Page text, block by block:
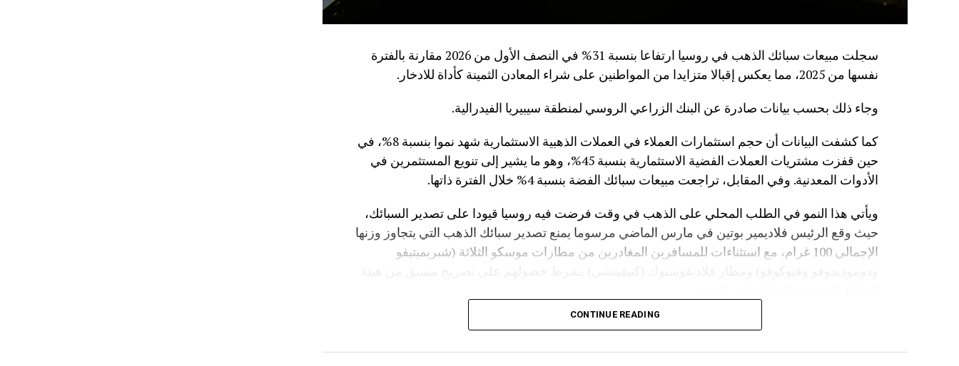
سجلت مبيعات سبائك الذهب في روسيا ارتفاعا بنسبة 31% في النصف الأول من 2026 مقارنة بالفترة
نفسها من 2025، مما يعكس إقبالا متزايدا من المواطنين على شراء المعادن الثمينة كأداة للادخار.
وجاء ذلك بحسب بيانات صادرة عن البنك الزراعي الروسي لمنطقة سيبيريا الفيدرالية.
كما كشفت البيانات أن حجم استثمارات العملاء في العملات الذهبية الاستثمارية شهد نموا بنسبة 8%، في
حين قفزت مشتريات العملات الفضية الاستثمارية بنسبة 45%، وهو ما يشير إلى تنويع المستثمرين في
الأدوات المعدنية. وفي المقابل، تراجعت مبيعات سبائك الفضة بنسبة 4% خلال الفترة ذاتها.
ويأتي هذا النمو في الطلب المحلي على الذهب في وقت فرضت فيه روسيا قيودا على تصدير السبائك،
حيث وقع الرئيس فلاديمير بوتين في مارس الماضي مرسوما يمنع تصدير سبائك الذهب التي يتجاوز وزنها
الإجمالي 100 غرام، مع استثناءات للمسافرين المغادرين من مطارات موسكو الثلاثة (شيريميتيفو
CONTINUE READING